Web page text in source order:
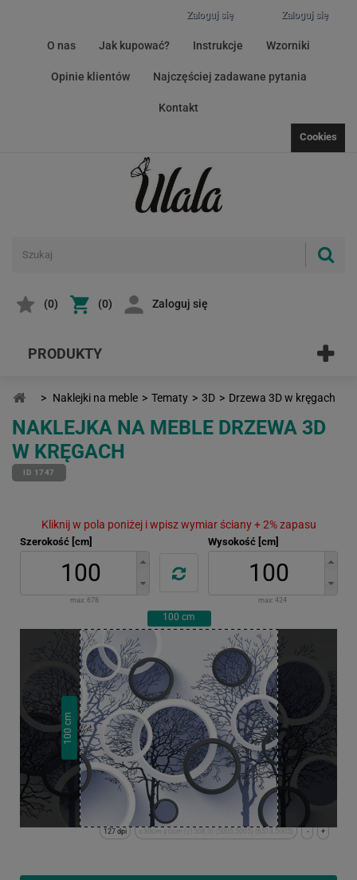
Zaloguj się
Zaloguj się
O nas Jak kupować? Instrukcje Wzorniki
Opinie klientów Najczęściej zadawane pytania
Kontakt
Cookies
(0) (0) Zaloguj się
PRODUKTY
> Naklejki na meble > Tematy > 3D > Drzewa 3D w kręgach
NAKLEJKA NA MEBLE DRZEWA 3D
W KRĘGACH
ID 1747
Kliknij w pola poniżej i wpisz wymiar ściany + 2% zapasu
Szerokość [cm]
max: 678
Wysokość [cm]
max: 424
100 cm
100
cm
+
-
x:30cm y:0cm | (1508,0) (5005,5005) (6513,5005)
127 dpi